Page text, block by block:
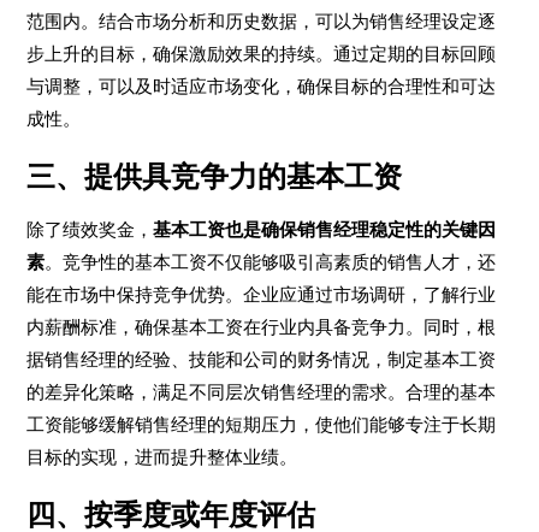
范围内。结合市场分析和历史数据，可以为销售经理设定逐
步上升的目标，确保激励效果的持续。通过定期的目标回顾
与调整，可以及时适应市场变化，确保目标的合理性和可达
成性。
三、提供具竞争力的基本工资
除了绩效奖金，基本工资也是确保销售经理稳定性的关键因
素。竞争性的基本工资不仅能够吸引高素质的销售人才，还
能在市场中保持竞争优势。企业应通过市场调研，了解行业
内薪酬标准，确保基本工资在行业内具备竞争力。同时，根
据销售经理的经验、技能和公司的财务情况，制定基本工资
的差异化策略，满足不同层次销售经理的需求。合理的基本
工资能够缓解销售经理的短期压力，使他们能够专注于长期
目标的实现，进而提升整体业绩。
四、按季度或年度评估